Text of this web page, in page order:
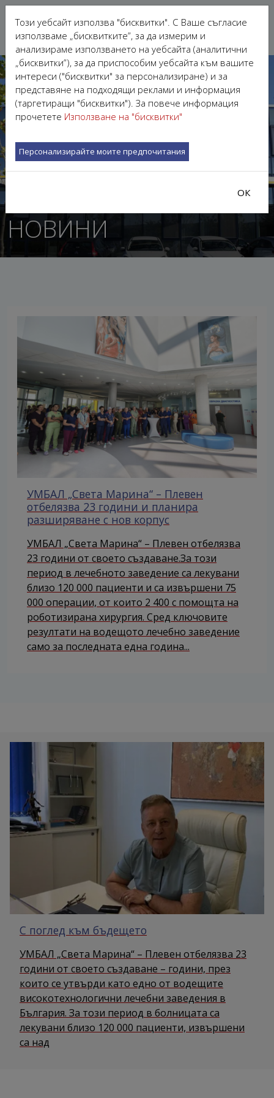
НОВИНИ
УМБАЛ „Света Марина“ – Плевен
отбелязва 23 години и планира
разширяване с нов корпус
УМБАЛ „Света Марина“ – Плевен отбелязва
23 години от своето създаване.За този
период в лечебното заведение са лекувани
близо 120 000 пациенти и са извършени 75
000 операции, от които 2 400 с помощта на
роботизирана хирургия. Сред ключовите
резултати на водещото лечебно заведение
само за последната една година...
С поглед към бъдещето
УМБАЛ „Света Марина“ – Плевен отбелязва 23
години от своето създаване – години, през
които се утвърди като едно от водещите
високотехнологични лечебни заведения в
България. За този период в болницата са
лекувани близо 120 000 пациенти, извършени
са над
Този уебсайт използва "бисквитки". С Ваше съгласие
използваме „бисквитките”, за да измерим и
анализираме използването на уебсайта (аналитични
„бисквитки”), за да приспособим уебсайта към вашите
интереси ("бисквитки" за персонализиране) и за
представяне на подходящи реклами и информация
(таргетиращи "бисквитки"). За повече информация
прочетете Използване на "бисквитки"
Персонализирайте моите предпочитания
ОК